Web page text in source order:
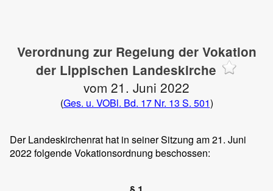
Verordnung zur Regelung der Vokation
der Lippischen Landeskirche
vom 21. Juni 2022
(Ges. u. VOBl. Bd. 17 Nr. 13 S. 501)
Der Landeskirchenrat hat in seiner Sitzung am 21. Juni
2022 folgende Vokationsordnung beschossen: